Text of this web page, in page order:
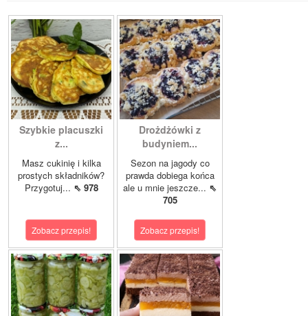
Szybkie placuszki
z...
Masz cukinię i kilka
prostych składników?
Przygotuj... ⇖ 978
Zobacz przepis!
Drożdżówki z
budyniem...
Sezon na jagody co
prawda dobiega końca
ale u mnie jeszcze... ⇖
705
Zobacz przepis!